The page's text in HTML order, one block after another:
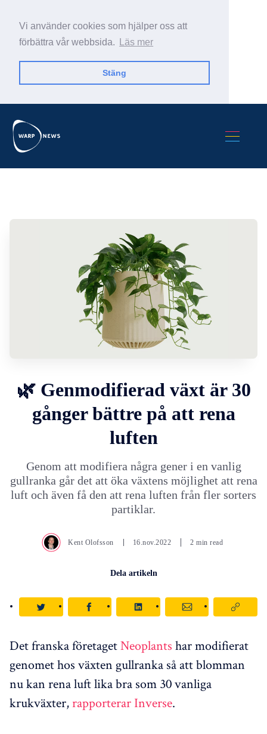
Vi använder cookies som hjälper oss att
förbättra vår webbsida.
Läs mer
Stäng
🌿 Genmodifierad växt är 30
gånger bättre på att rena
luften
Genom att modifiera några gener i en vanlig
gullranka går det att öka växtens möjlighet att rena
luft och även få den att rena luften från fler sorters
partiklar.
Kent Olofsson 16.nov.2022 2 min read
Dela artikeln
Det franska företagetNeoplants har modifierat
genomet hos växten gullranka så att blomman
nu kan rena luft lika bra som 30 vanliga
krukväxter,rapporterar Inverse.